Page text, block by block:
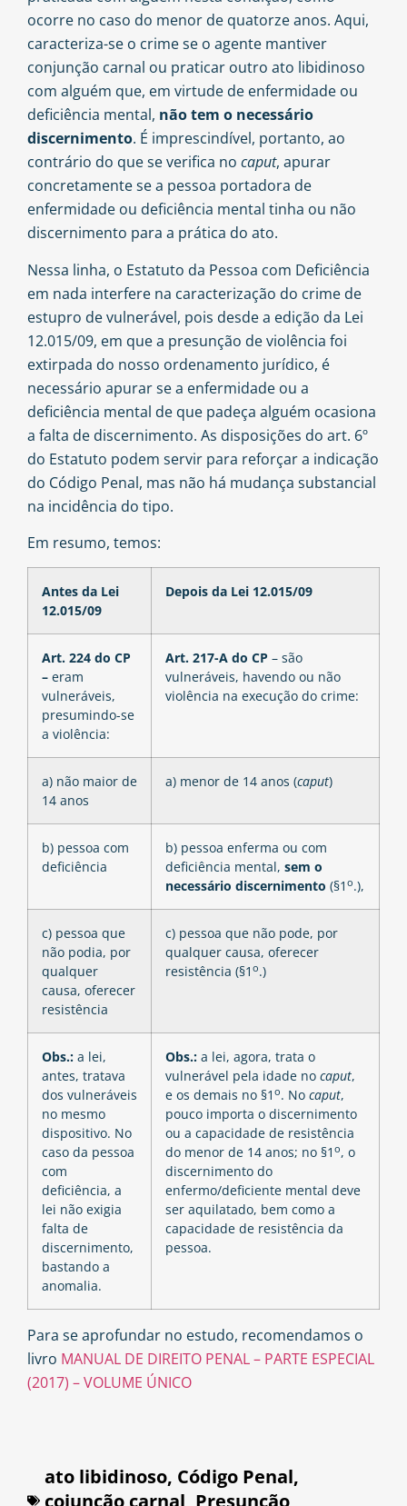
ocorre no caso do menor de quatorze anos. Aqui,
caracteriza-se o crime se o agente mantiver
conjunção carnal ou praticar outro ato libidinoso
com alguém que, em virtude de enfermidade ou
deficiência mental, não tem o necessário
discernimento. É imprescindível, portanto, ao
contrário do que se verifica no caput, apurar
concretamente se a pessoa portadora de
enfermidade ou deficiência mental tinha ou não
discernimento para a prática do ato.
Nessa linha, o Estatuto da Pessoa com Deficiência
em nada interfere na caracterização do crime de
estupro de vulnerável, pois desde a edição da Lei
12.015/09, em que a presunção de violência foi
extirpada do nosso ordenamento jurídico, é
necessário apurar se a enfermidade ou a
deficiência mental de que padeça alguém ocasiona
a falta de discernimento. As disposições do art. 6º
do Estatuto podem servir para reforçar a indicação
do Código Penal, mas não há mudança substancial
na incidência do tipo.
Em resumo, temos:
Antes da Lei
12.015/09
Depois da Lei 12.015/09
Art. 224 do CP
– eram
vulneráveis,
presumindo-se
a violência:
Art. 217-A do CP – são
vulneráveis, havendo ou não
violência na execução do crime:
a) não maior de
14 anos
a) menor de 14 anos (caput)
b) pessoa com
deficiência
b) pessoa enferma ou com
deficiência mental, sem o
necessário discernimento (§1 o.),
c) pessoa que
não podia, por
qualquer
causa, oferecer
resistência
c) pessoa que não pode, por
qualquer causa, oferecer
resistência (§1 o.)
Obs.: a lei,
antes, tratava
dos vulneráveis
no mesmo
dispositivo. No
caso da pessoa
com
deficiência, a
lei não exigia
falta de
discernimento,
bastando a
anomalia.
Obs.: a lei, agora, trata o
vulnerável pela idade no caput,
e os demais no §1 o. No caput,
pouco importa o discernimento
ou a capacidade de resistência
do menor de 14 anos; no §1 o, o
discernimento do
enfermo/deficiente mental deve
ser aquilatado, bem como a
capacidade de resistência da
pessoa.
Para se aprofundar no estudo, recomendamos o
livro MANUAL DE DIREITO PENAL – PARTE ESPECIAL
(2017) – VOLUME ÚNICO
ato libidinoso, Código Penal,
cojunção carnal Presunção